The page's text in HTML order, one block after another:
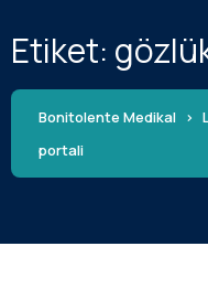
Etiket:
Bonitolente Medikal >
portali